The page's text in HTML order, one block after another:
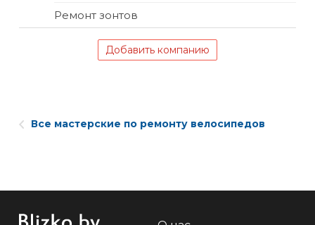
Ремонт зонтов
Добавить компанию
Все мастерские по ремонту велосипедов